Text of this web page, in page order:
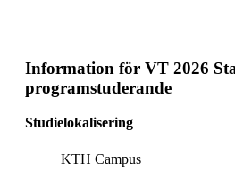
Information för VT 2026
programstuderande
Studielokalisering
KTH Campus